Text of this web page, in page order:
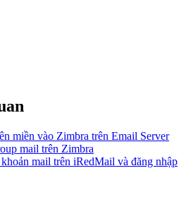
miền vào Zimbra trên Email Server
mail trên Zimbra
mail trên iRedMail và đăng nhập